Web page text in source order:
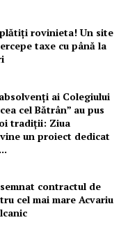
rovinieta! Un site
taxe cu până la
ai Colegiului
cel Bătrân” au pus
tradiții: Ziua
un proiect dedicat
contractul de
cel mai mare Acvariu